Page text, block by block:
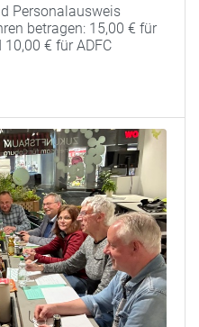
Personalausweis
betragen: 15,00 € für
€ für ADFC